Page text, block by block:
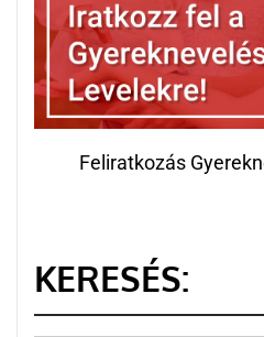
Feliratkozás
KERESÉS: